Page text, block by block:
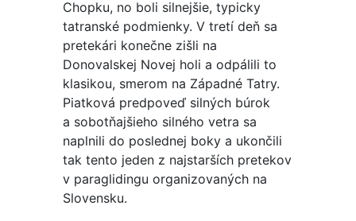
Chopku, no boli silnejšie, typicky
tatranské podmienky. V tretí deň sa
pretekári konečne zišli na
Donovalskej Novej holi a odpálili to
klasikou, smerom na Západné Tatry.
Piatková predpoveď silných búrok
a sobotňajšieho silného vetra sa
naplnili do poslednej boky a ukončili
tak tento jeden z najstarších pretekov
v paraglidingu organizovaných na
Slovensku.